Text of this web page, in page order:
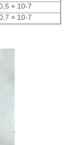
× 10-7
× 10-7